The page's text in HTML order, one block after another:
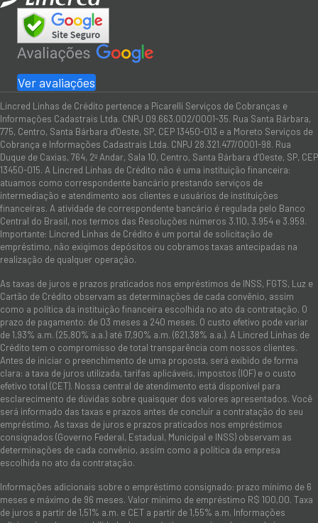
Ver avaliações
Lincred Linhas de Crédito pertence a Picarelli Serviços de Cobranças e
Informações Cadastrais Ltda. CNPJ 09.663.002/0001-35. Rua Santa Bárbara,
775, Centro, Santa Bárbara d'Oeste, SP, CEP 13450-013 e a Moreto Serviços de
Cobrança e Informações Cadastrais Ltda. CNPJ 28.321.477/0001-98. Rua
Duque de Caxias, 764, 2º Andar, Sala 10, Centro, Santa Bárbara d’Oeste, SP, CEP
13450-015. A Lincred Linhas de Crédito não é uma instituição financeira:
atuamos como correspondente bancário prestando serviços de
intermediação e atendimento aos clientes e usuários de instituições
financeiras. A atividade de correspondente bancário é regulada pelo Banco
Central do Brasil, nos termos das Resoluções números 3.110, 3.954 e 3.959.
Importante: Lincred Linhas de Crédito é um portal de solicitação de
empréstimo, não exigimos depósitos ou cobramos taxas antecipadas na
realização de qualquer operação.
As taxas de juros e prazos praticados nos empréstimos de INSS, FGTS, Luz e
Cartão de Crédito observam as determinações de cada convênio, assim
como a política da instituição financeira escolhida no ato da contratação. O
prazo de pagamento: de 03 meses a 240 meses. O custo efetivo pode variar
de 1,93% a.m. (25,80% a.a.) até 17,90% a.m. (621,38% a.a.). A Lincred Linhas de
Crédito tem o compromisso de total transparência com nossos clientes.
Antes de iniciar o preenchimento de uma proposta, será exibido de forma
clara: a taxa de juros utilizada, tarifas aplicáveis, impostos (IOF) e o custo
efetivo total (CET). Nossa central de atendimento está disponível para
esclarecimento de dúvidas sobre quaisquer dos valores apresentados. Você
será informado das taxas e prazos antes de concluir a contratação do seu
empréstimo. As taxas de juros e prazos praticados nos empréstimos
consignados (Governo Federal, Estadual, Municipal e INSS) observam as
determinações de cada convênio, assim como a política da empresa
escolhida no ato da contratação.
Informações adicionais sobre o empréstimo consignado: prazo mínimo de 6
meses e máximo de 96 meses. Valor mínimo de empréstimo R$ 100,00. Taxa
de juros a partir de 1,51% a.m. e CET a partir de 1,55% a.m. Informações